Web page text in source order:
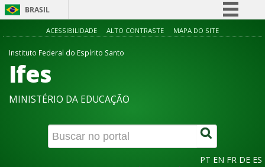
BRASIL
Simplifique!
Canais
ACESSIBILIDADE ALTO CONTRASTE MAPA DO SITE
Instituto Federal do Espírito Santo
Ifes
MINISTÉRIO DA EDUCAÇÃO
PT EN FR DE ES